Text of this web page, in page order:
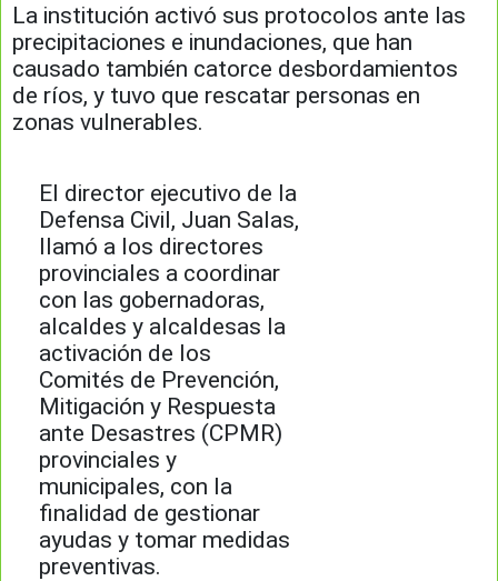
La institución activó sus protocolos ante las
precipitaciones e inundaciones, que han
causado también catorce desbordamientos
de ríos, y tuvo que rescatar personas en
zonas vulnerables.
El director ejecutivo de la
Defensa Civil, Juan Salas,
llamó a los directores
provinciales a coordinar
con las gobernadoras,
alcaldes y alcaldesas la
activación de los
Comités de Prevención,
Mitigación y Respuesta
ante Desastres (CPMR)
provinciales y
municipales, con la
finalidad de gestionar
ayudas y tomar medidas
preventivas.